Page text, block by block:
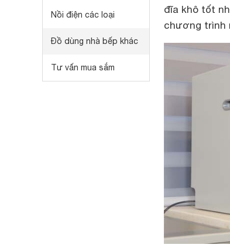
Nồi điện các loại
Đồ dùng nhà bếp khác
Tư vấn mua sắm
đĩa khô tốt
chương trình